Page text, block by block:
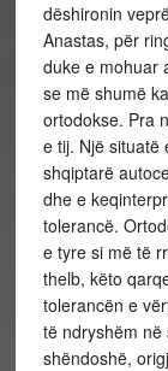
dëshironin
Anastas, për
duke e mohuar
se më shumë
ortodokse. Pra
e tij. Një situatë
shqiptarë
dhe e
tolerancë.
e tyre si më të
thelb, këto
tolerancën e
të ndryshëm në
shëndoshë,